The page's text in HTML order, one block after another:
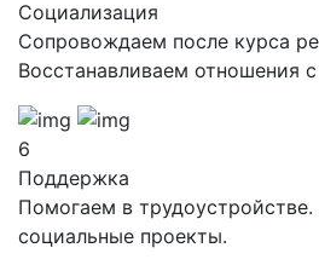
Социализация
Сопровождаем после курса
Восстанавливаем отношения
6
Поддержка
Помогаем в
социальные проекты.